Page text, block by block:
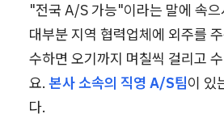
"전국 A/S 가능"이라는 말에 속으
대부분 지역 협력업체에 외주를
수하면 오기까지 며칠씩 걸리고
요.본사 소속의 직영 A/S팀이 있
다.